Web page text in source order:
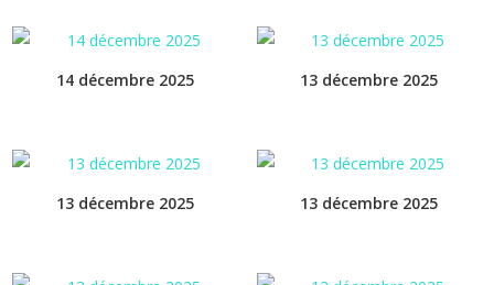
14 décembre 2025 13 décembre 2025
13 décembre 2025 13 décembre 2025